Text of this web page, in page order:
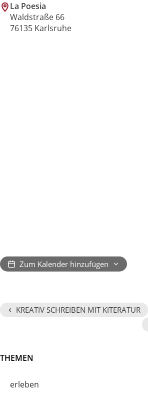
La Poesia
Waldstraße 66
76135 Karlsruhe
Zum Kalender hinzufügen
‹ KREATIV SCHREIBEN MIT KITERATUR
THEMEN
erleben